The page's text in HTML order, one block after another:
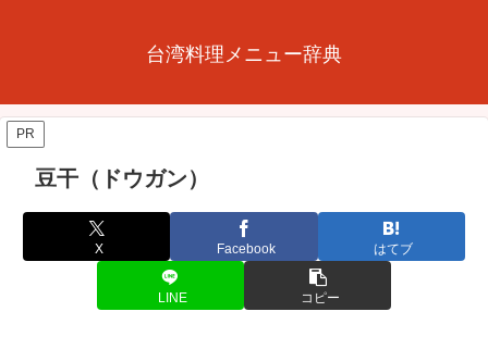
台湾料理メニュー辞典
PR
豆干（ドウガン）
X Facebook はてブ
LINE コピー